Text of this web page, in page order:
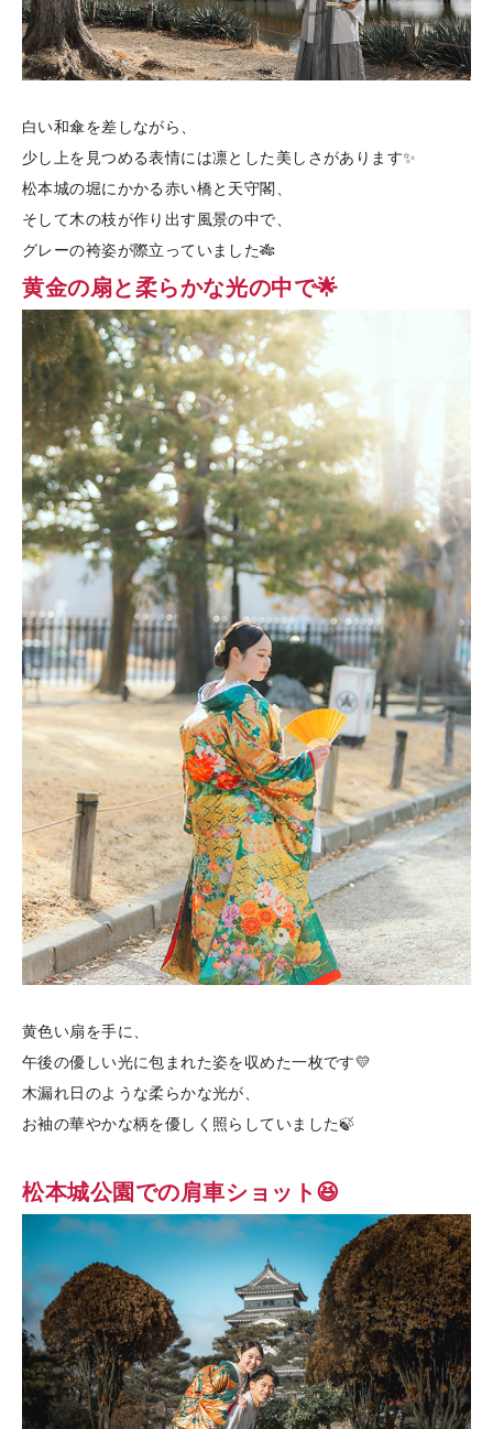
白い和傘を差しながら、
少し上を見つめる表情には凛とした美しさがあります✨
松本城の堀にかかる赤い橋と天守閣、
そして木の枝が作り出す風景の中で、
グレーの袴姿が際立っていました🎋
黄金の扇と柔らかな光の中で🌟
黄色い扇を手に、
午後の優しい光に包まれた姿を収めた一枚です💛
木漏れ日のような柔らかな光が、
お袖の華やかな柄を優しく照らしていました🍃
松本城公園での肩車ショット😆